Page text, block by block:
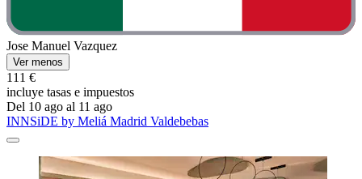
Jose Manuel Vazquez
Ver menos
111 €
incluye tasas e impuestos
Del 10 ago al 11 ago
INNSiDE by Meliá Madrid Valdebebas